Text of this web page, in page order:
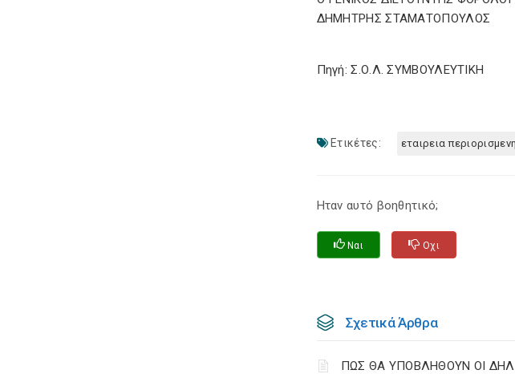
ΔΗΜΗΤΡΗΣ ΣΤΑΜΑΤΟΠΟΥΛΟΣ
Πηγή: Σ.Ο.Λ. ΣΥΜΒΟΥΛΕΥΤΙΚΗ
Ετικέτες: εταιρεια
Ηταν αυτό βοηθητικό;
Ναι Οχι
Σχετικά Άρθρα
ΠΩΣ ΘΑ ΥΠΟΒΛΗΘΟΥΝ ΟΙ